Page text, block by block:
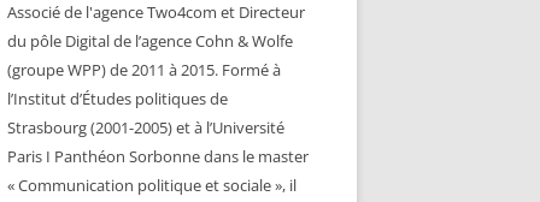
Associé de l'agence Two4com et Directeur
du pôle Digital de l’agence Cohn & Wolfe
(groupe WPP) de 2011 à 2015. Formé à
l’Institut d’Études politiques de
Strasbourg (2001-2005) et à l’Université
Paris I Panthéon Sorbonne dans le master
« Communication politique et sociale », il